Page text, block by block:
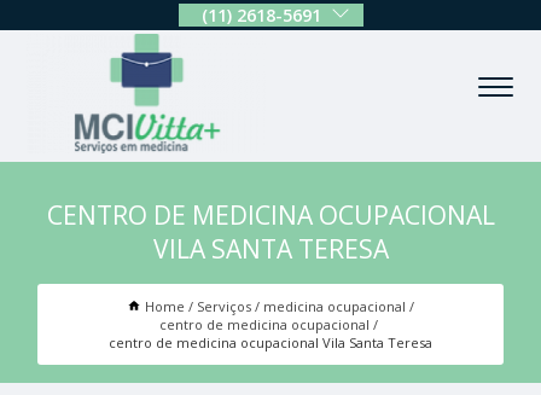
(11) 2618-5691
CENTRO DE MEDICINA OCUPACIONAL
VILA SANTA TERESA
Home Serviços
medicina ocupacional
centro de medicina ocupacional
centro de medicina ocupacional Vila Santa Teresa